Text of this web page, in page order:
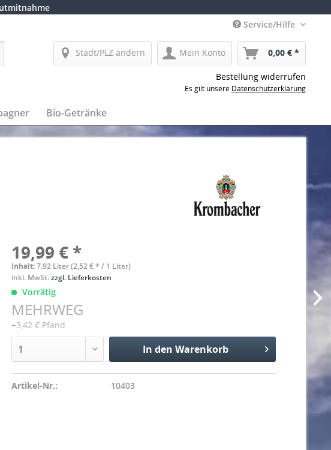
Service/Hilfe
Stadt/PLZ ändern Mein Konto 0,00 € *
Bestellung widerrufen
Es gilt unsere Datenschutzerklärung
Bio-Getränke
19,99 € *
Inhalt:7.92 Liter (2,52 € * / 1 Liter)
inkl. MwSt.zzgl. Lieferkosten
Vorrätig
MEHRWEG
+3,42 € Pfand
In den Warenkorb
Hinzugefügt
Artikel-Nr.: 10403